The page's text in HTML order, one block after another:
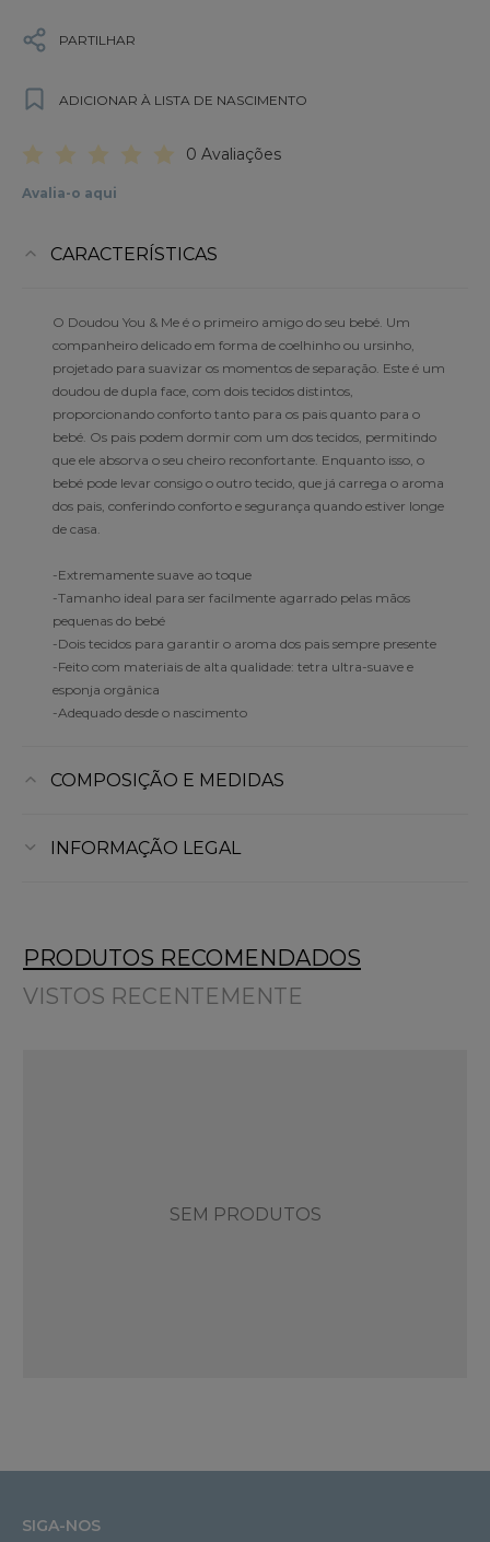
PARTILHAR
ADICIONAR À LISTA DE NASCIMENTO
0 Avaliações
Avalia-o aqui
CARACTERÍSTICAS
O Doudou You & Me é o primeiro amigo do seu bebé. Um
companheiro delicado em forma de coelhinho ou ursinho,
projetado para suavizar os momentos de separação. Este é um
doudou de dupla face, com dois tecidos distintos,
proporcionando conforto tanto para os pais quanto para o
bebé. Os pais podem dormir com um dos tecidos, permitindo
que ele absorva o seu cheiro reconfortante. Enquanto isso, o
bebé pode levar consigo o outro tecido, que já carrega o aroma
dos pais, conferindo conforto e segurança quando estiver longe
de casa.
-Extremamente suave ao toque
-Tamanho ideal para ser facilmente agarrado pelas mãos
pequenas do bebé
-Dois tecidos para garantir o aroma dos pais sempre presente
-Feito com materiais de alta qualidade: tetra ultra-suave e
esponja orgânica
-Adequado desde o nascimento
COMPOSIÇÃO E MEDIDAS
INFORMAÇÃO LEGAL
PRODUTOS RECOMENDADOS
VISTOS RECENTEMENTE
SEM PRODUTOS
SIGA-NOS